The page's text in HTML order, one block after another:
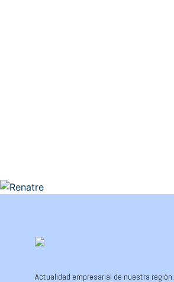
Actualidad empresarial de nuestra región.